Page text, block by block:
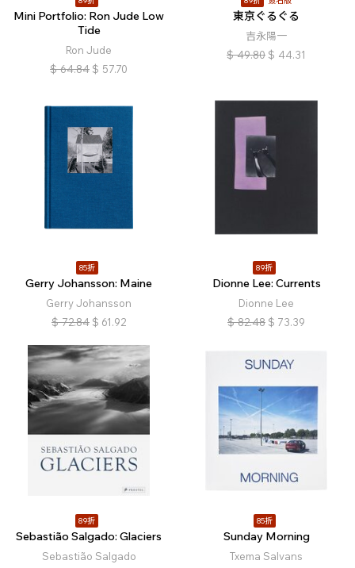
Mini Portfolio: Ron Jude Low
Tide
Ron Jude
$ 64.84 $ 57.70
東京ぐるぐる
吉永陽一
$ 49.80 $ 44.31
85折
Gerry Johansson: Maine
Gerry Johansson
$ 72.84 $ 61.92
89折
Dionne Lee: Currents
Dionne Lee
$ 82.48 $ 73.39
89折
Sebastião Salgado: Glaciers
Sebastião Salgado
85折
Sunday Morning
Txema Salvans